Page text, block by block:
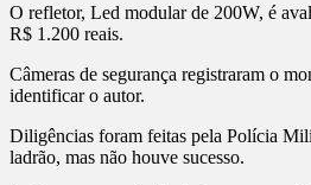
O refletor, Led modular de 200W, é
R$ 1.200 reais.
Câmeras de segurança registraram o
identificar o autor.
Diligências foram feitas pela Polícia
ladrão, mas não houve sucesso.